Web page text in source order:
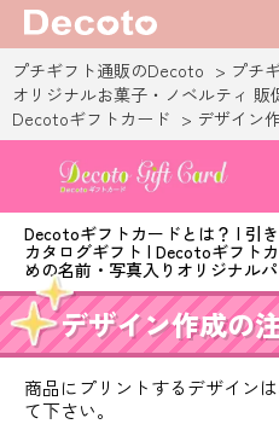
プチギフト通販のDecoto
プチ
オリジナルお菓子・ノベルティ
Decotoギフトカード
デザイン
Decotoギフトカードとは？ | 引
カタログギフト | Decotoギフト
めの名前・写真入りオリジナル
デザイン作成の
商品にプリントするデザイン
て下さい。